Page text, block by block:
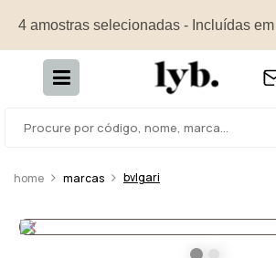
4 amostras selecionadas - Incluídas
marcas bvlgari